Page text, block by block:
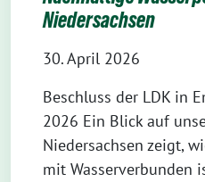
Niedersachsen
30. April 2026
Beschluss der LDK in
2026 Ein Blick auf
Niedersachsen zeigt,
mit Wasserverbunden